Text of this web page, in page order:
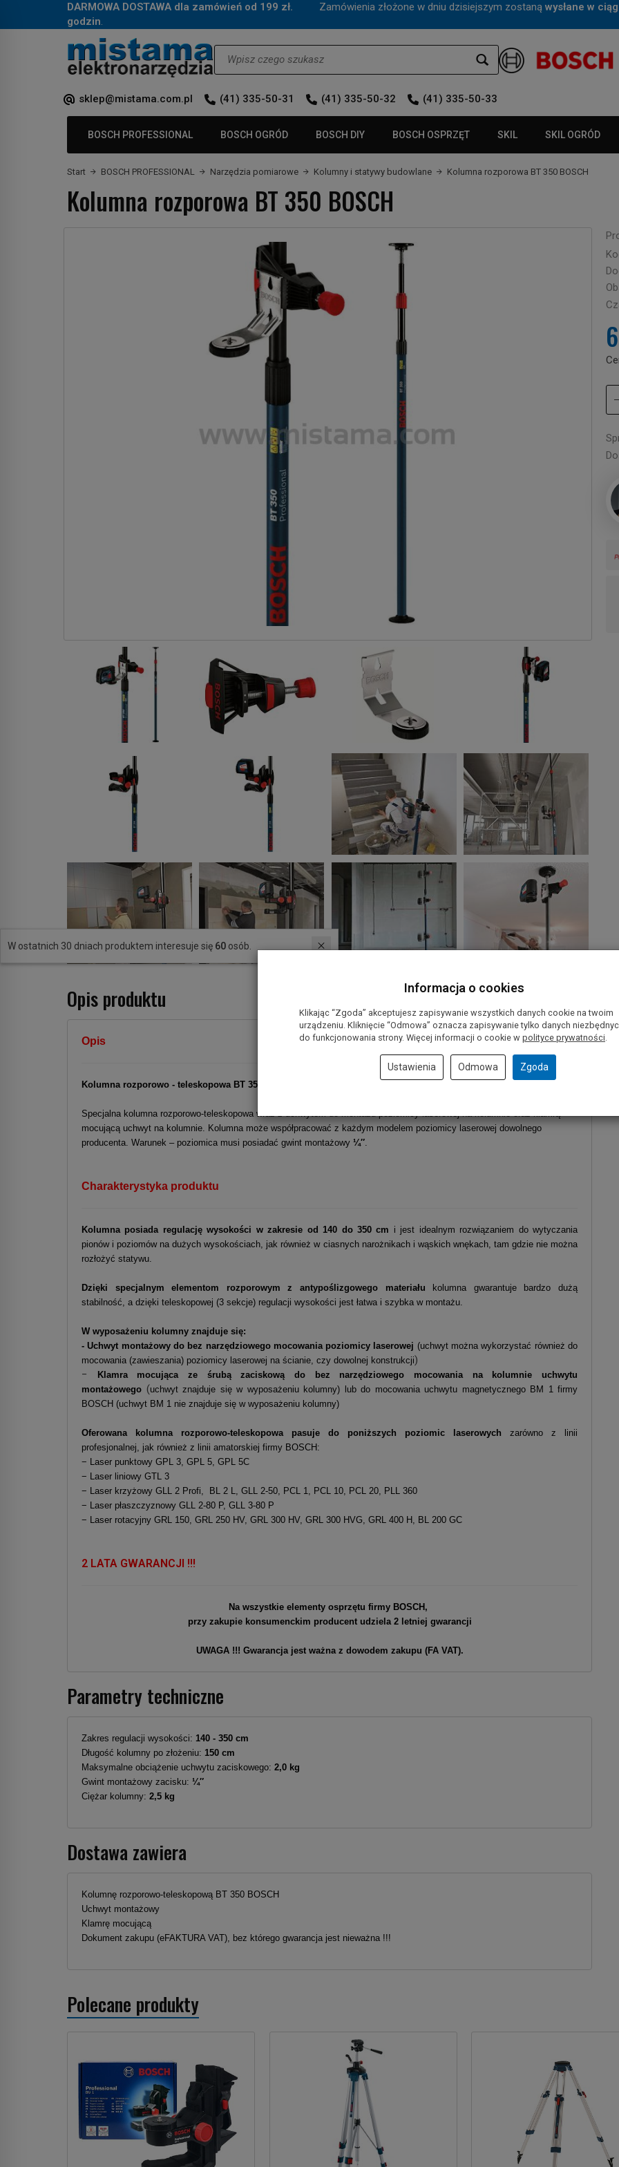
DARMOWA DOSTAWA dla zamówień od 199 zł. Zamówienia złożone w dniu dzisiejszym zostaną wysłane w
godzin.
sklep@mistama.com.pl (41) 335-50-31 (41) 335-50-32 (41) 335-50-33
BOSCH PROFESSIONAL BOSCH OGRÓD BOSCH DIY BOSCH OSPRZĘT SKIL SKIL OGRÓD
Start BOSCH PROFESSIONAL Narzędzia pomiarowe Kolumny i statywy budowlane Kolumna rozporowa BT 350 BOSCH
Kolumna rozporowa BT 350 BOSCH
Opis produktu
Opis
Kolumna rozporowo - teleskopowa BT 350 BOSCH
Specjalna kolumna rozporowo-teleskopowa wraz z uchwytem do montażu poziomicy laserowej na kolumnie oraz klamrą
mocującą uchwyt na kolumnie. Kolumna może współpracować z każdym modelem poziomicy laserowej dowolnego
producenta. Warunek – poziomica musi posiadać gwint montażowy ¼″
Charakterystyka produktu
Kolumna posiada regulację wysokości w zakresie od 140 do 350 cm i jest idealnym rozwiązaniem do wytyczania
pionów i poziomów na dużych wysokościach, jak również w ciasnych narożnikach i wąskich wnękach, tam gdzie nie można
rozłożyć statywu.
Dzięki specjalnym elementom rozporowym z antypoślizgowego materiału kolumna gwarantuje bardzo dużą
stabilność, a dzięki teleskopowej (3 sekcje) regulacji wysokości jest łatwa i szybka w montażu.
W wyposażeniu kolumny znajduje się:
- Uchwyt montażowy do bez narzędziowego mocowania poziomicy laserowej (uchwyt można wykorzystać również do
mocowania (zawieszania) poziomicy laserowej na ścianie, czy dowolnej konstrukcji)
−
Klamra mocująca ze śrubą zaciskową do bez narzędziowego mocowania na kolumnie uchwytu
montażowego (uchwyt znajduje się w wyposażeniu kolumny) lub do mocowania uchwytu magnetycznego BM 1 firmy
BOSCH (uchwyt BM 1 nie znajduje się w wyposażeniu kolumny)
Oferowana kolumna rozporowo-teleskopowa pasuje do poniższych poziomic laserowych zarówno z linii
profesjonalnej, jak również z linii amatorskiej firmy BOSCH:
− Laser punktowy GPL 3, GPL 5, GPL 5C
− Laser liniowy GTL 3
− Laser krzyżowy GLL 2 Profi, BL 2 L, GLL 2-50, PCL 1, PCL 10, PCL 20, PLL 360
− Laser płaszczyznowy GLL 2-80 P, GLL 3-80 P
− Laser rotacyjny GRL 150, GRL 250 HV, GRL 300 HV, GRL 300 HVG, GRL 400 H, BL 200 GC
2 LATA GWARANCJI !!!
Na wszystkie elementy osprzętu firmy BOSCH,
przy zakupie konsumenckim producent udziela 2 letniej gwarancji
UWAGA !!! Gwarancja jest ważna z dowodem zakupu (FA VAT).
Parametry techniczne
Zakres regulacji wysokości: 140 - 350 cm
Długość kolumny po złożeniu: 150 cm
Maksymalne obciążenie uchwytu zaciskowego: 2,0 kg
Gwint montażowy zacisku: ¼″
Ciężar kolumny: 2,5 kg
Dostawa zawiera
Kolumnę rozporowo-teleskopową BT 350 BOSCH
Uchwyt montażowy
Klamrę mocującą
Dokument zakupu (eFAKTURA VAT), bez którego gwarancja jest nieważna !!!
Polecane produkty
W ostatnich 30 dniach produktem interesuje się 60 osób.
Informacja o cookies
Klikając “Zgoda” akceptujesz zapisywanie wszystkich danych cookie na twoim
urządzeniu. Kliknięcie “Odmowa” oznacza zapisywanie tylko danych
do funkcjonowania strony. Więcej informacji o cookie w polityce prywatności.
Ustawienia Odmowa Zgoda